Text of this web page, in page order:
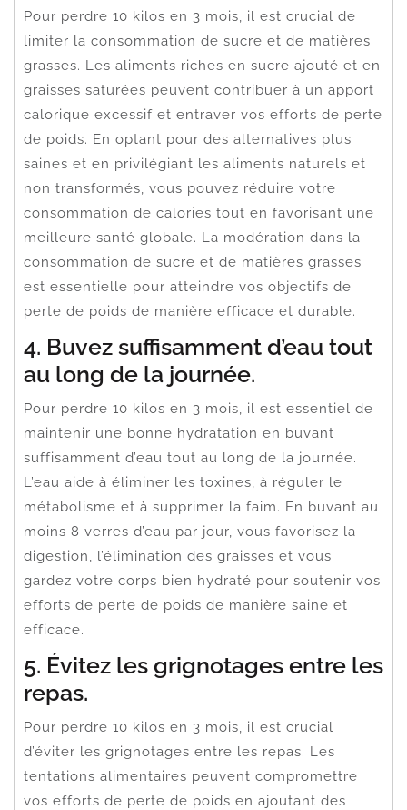
Pour perdre 10 kilos en 3 mois, il est crucial de
limiter la consommation de sucre et de matières
grasses. Les aliments riches en sucre ajouté et en
graisses saturées peuvent contribuer à un apport
calorique excessif et entraver vos efforts de perte
de poids. En optant pour des alternatives plus
saines et en privilégiant les aliments naturels et
non transformés, vous pouvez réduire votre
consommation de calories tout en favorisant une
meilleure santé globale. La modération dans la
consommation de sucre et de matières grasses
est essentielle pour atteindre vos objectifs de
perte de poids de manière efficace et durable.
4. Buvez suffisamment d’eau tout
au long de la journée.
Pour perdre 10 kilos en 3 mois, il est essentiel de
maintenir une bonne hydratation en buvant
suffisamment d’eau tout au long de la journée.
L’eau aide à éliminer les toxines, à réguler le
métabolisme et à supprimer la faim. En buvant au
moins 8 verres d’eau par jour, vous favorisez la
digestion, l’élimination des graisses et vous
gardez votre corps bien hydraté pour soutenir vos
efforts de perte de poids de manière saine et
efficace.
5. Évitez les grignotages entre les
repas.
Pour perdre 10 kilos en 3 mois, il est crucial
d’éviter les grignotages entre les repas. Les
tentations alimentaires peuvent compromettre
vos efforts de perte de poids en ajoutant des